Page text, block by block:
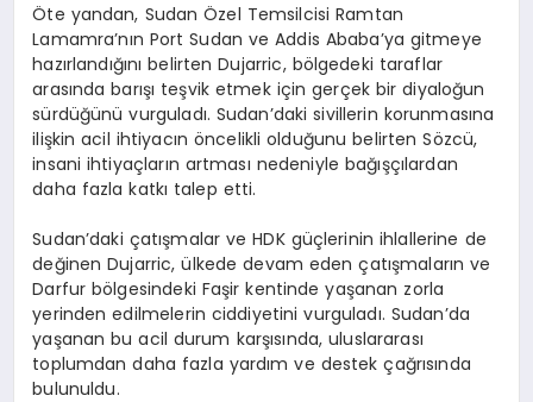
Öte yandan, Sudan Özel Temsilcisi Ramtan
Lamamra’nın Port Sudan ve Addis Ababa’ya gitmeye
hazırlandığını belirten Dujarric, bölgedeki taraflar
arasında barışı teşvik etmek için gerçek bir diyaloğun
sürdüğünü vurguladı. Sudan’daki sivillerin korunmasına
ilişkin acil ihtiyacın öncelikli olduğunu belirten Sözcü,
insani ihtiyaçların artması nedeniyle bağışçılardan
daha fazla katkı talep etti.
Sudan’daki çatışmalar ve HDK güçlerinin ihlallerine de
değinen Dujarric, ülkede devam eden çatışmaların ve
Darfur bölgesindeki Faşir kentinde yaşanan zorla
yerinden edilmelerin ciddiyetini vurguladı. Sudan’da
yaşanan bu acil durum karşısında, uluslararası
toplumdan daha fazla yardım ve destek çağrısında
bulunuldu.